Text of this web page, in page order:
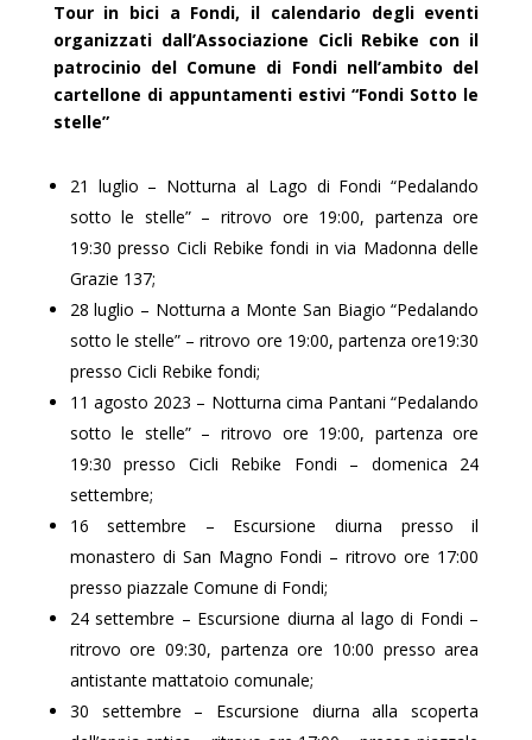
Tour in bici a Fondi, il calendario degli eventi
organizzati dall’Associazione Cicli Rebike con il
patrocinio del Comune di Fondi nell’ambito del
cartellone di appuntamenti estivi “Fondi Sotto le
stelle”
21 luglio – Notturna al Lago di Fondi “Pedalando
sotto le stelle” – ritrovo ore 19:00, partenza ore
19:30 presso Cicli Rebike fondi in via Madonna delle
Grazie 137;
28 luglio – Notturna a Monte San Biagio “Pedalando
sotto le stelle” – ritrovo ore 19:00, partenza ore19:30
presso Cicli Rebike fondi;
11 agosto 2023 – Notturna cima Pantani “Pedalando
sotto le stelle” – ritrovo ore 19:00, partenza ore
19:30 presso Cicli Rebike Fondi – domenica 24
settembre;
16 settembre – Escursione diurna presso il
monastero di San Magno Fondi – ritrovo ore 17:00
presso piazzale Comune di Fondi;
24 settembre – Escursione diurna al lago di Fondi –
ritrovo ore 09:30, partenza ore 10:00 presso area
antistante mattatoio comunale;
30 settembre – Escursione diurna alla scoperta